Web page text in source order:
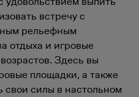
встречу с
рельефным
отдыха и игровые
Здесь вы
площадки, а также
свои силы в настольном